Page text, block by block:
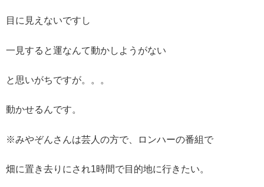
目に見えないですし
一見すると運なんて動かしようがない
と思いがちですが。。。
動かせるんです。
※みやぞんさんは芸人の方で、ロンハーの番組で
畑に置き去りにされ1時間で目的地に行きたい。